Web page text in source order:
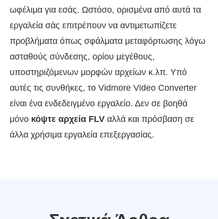
ωφέλιμα για εσάς. Ωστόσο, ορισμένα από αυτά τα
εργαλεία σάς επιτρέπουν να αντιμετωπίζετε
προβλήματα όπως σφάλματα μεταφόρτωσης λόγω
ασταθούς σύνδεσης, ορίου μεγέθους,
υποστηριζόμενων μορφών αρχείων κ.λπ. Υπό
αυτές τις συνθήκες, το Vidmore Video Converter
είναι ένα ενδεδειγμένο εργαλείο. Δεν σε βοηθά
μόνο κόψτε αρχεία FLV αλλά και πρόσβαση σε
άλλα χρήσιμα εργαλεία επεξεργασίας.